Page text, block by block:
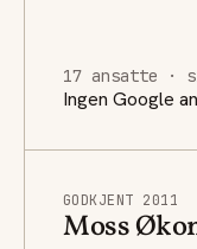
17 ansatte ·
Ingen Google
GODKJENT 2011
Moss